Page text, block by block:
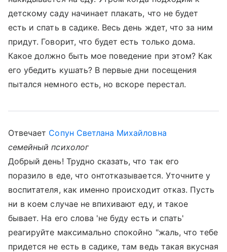
детскому саду начинает плакать, что не будет
есть и спать в садике. Весь день ждет, что за ним
придут. Говорит, что будет есть только дома.
Какое должно быть мое поведение при этом? Как
его убедить кушать? В первые дни посещения
пытался немного есть, но вскоре перестал.
Отвечает Сопун Светлана Михайловна
семейный психолог
Добрый день! Трудно сказать, что так его
поразило в еде, что онтотказывается. Уточните у
воспитателя, как именно происходит отказ. Пусть
ни в коем случае не впихивают еду, и такое
бывает. На его слова 'не буду есть и спать'
реагируйте максимально спокойно "жаль, что тебе
придется не есть в садике, там ведь такая вкусная